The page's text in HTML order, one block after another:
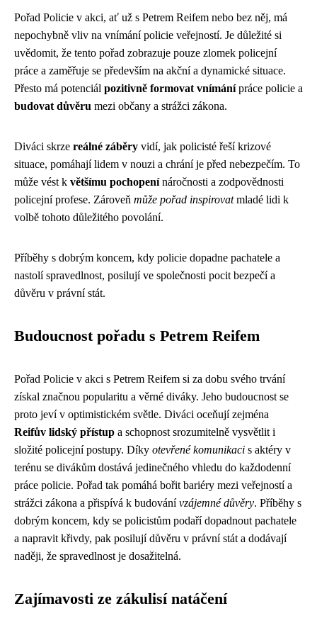
Pořad Policie v akci, ať už s Petrem Reifem nebo bez něj, má
nepochybně vliv na vnímání policie veřejností. Je důležité si
uvědomit, že tento pořad zobrazuje pouze zlomek policejní
práce a zaměřuje se především na akční a dynamické situace.
Přesto má potenciál pozitivně formovat vnímánípráce policie a
budovat důvěru mezi občany a strážci zákona.
Diváci skrze reálné záběry vidí, jak policisté řeší krizové
situace, pomáhají lidem v nouzi a chrání je před nebezpečím. To
může vést k většímu pochopenínáročnosti a zodpovědnosti
policejní profese. Zároveň může pořad inspirovatmladé lidi k
volbě tohoto důležitého povolání.
Příběhy s dobrým koncem, kdy policie dopadne pachatele a
nastolí spravedlnost, posilují ve společnosti pocit bezpečí a
důvěru v právní stát.
Budoucnost pořadu s Petrem Reifem
Pořad Policie v akci s Petrem Reifem si za dobu svého trvání
získal značnou popularitu a věrné diváky. Jeho budoucnost se
proto jeví v optimistickém světle. Diváci oceňují zejména
Reifův lidský přístup a schopnost srozumitelně vysvětlit i
složité policejní postupy. Díky otevřené komunikaci s aktéry v
terénu se divákům dostává jedinečného vhledu do každodenní
práce policie. Pořad tak pomáhá bořit bariéry mezi veřejností a
strážci zákona a přispívá k budovánívzájemné důvěry. Příběhy s
dobrým koncem, kdy se policistům podaří dopadnout pachatele
a napravit křivdy, pak posilují důvěru v právní stát a dodávají
naději, že spravedlnost je dosažitelná.
Zajímavosti ze zákulisí natáčení